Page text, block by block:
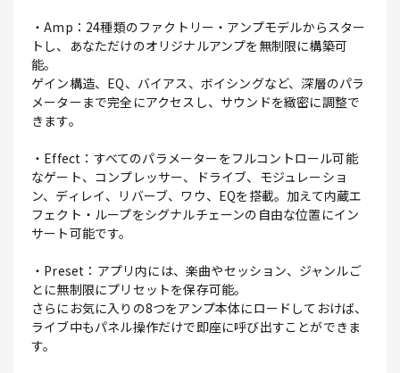
・Amp：24種類のファクトリー・アンプモデルからスター
トし、あなただけのオリジナルアンプを無制限に構築可
能。
ゲイン構造、EQ、バイアス、ボイシングなど、深層のパラ
メーターまで完全にアクセスし、サウンドを緻密に調整で
きます。
・Effect：すべてのパラメーターをフルコントロール可能
なゲート、コンプレッサー、ドライブ、モジュレーショ
ン、ディレイ、リバーブ、ワウ、EQを搭載。加えて内蔵エ
フェクト・ループをシグナルチェーンの自由な位置にイン
サート可能です。
・Preset：アプリ内には、楽曲やセッション、ジャンルご
とに無制限にプリセットを保存可能。
さらにお気に入りの8つをアンプ本体にロードしておけば、
ライブ中もパネル操作だけで即座に呼び出すことができま
す。